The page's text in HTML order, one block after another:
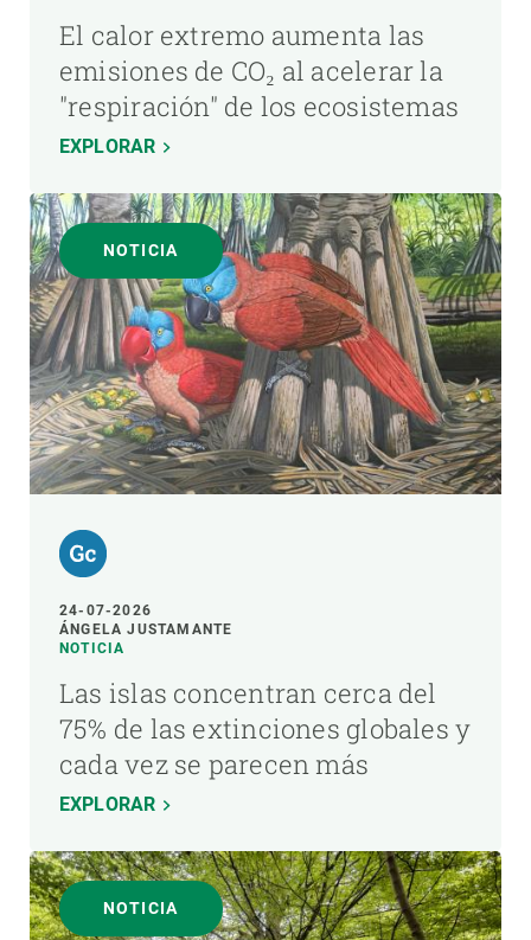
El calor extremo aumenta las
emisiones de CO₂ al acelerar la
"respiración" de los ecosistemas
EXPLORAR
NOTICIA
24-07-2026
ÁNGELA JUSTAMANTE
NOTICIA
Las islas concentran cerca del
75% de las extinciones globales y
cada vez se parecen más
EXPLORAR
NOTICIA